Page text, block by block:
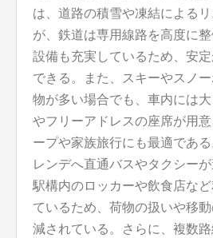
は、道路の積雪や凍結による
が、鉄道は専用線路を高度に
設備も充実しているため、安
できる。また、スキーやスノ
物が多い場合でも、車内には
やフリーアドレスの座席が用
ープや家族旅行にも最適であ
レンデへ直通バスやタクシーが
駅構内のロッカーや飲食店な
ているため、荷物の扱いや移
減されている。さらに、複数